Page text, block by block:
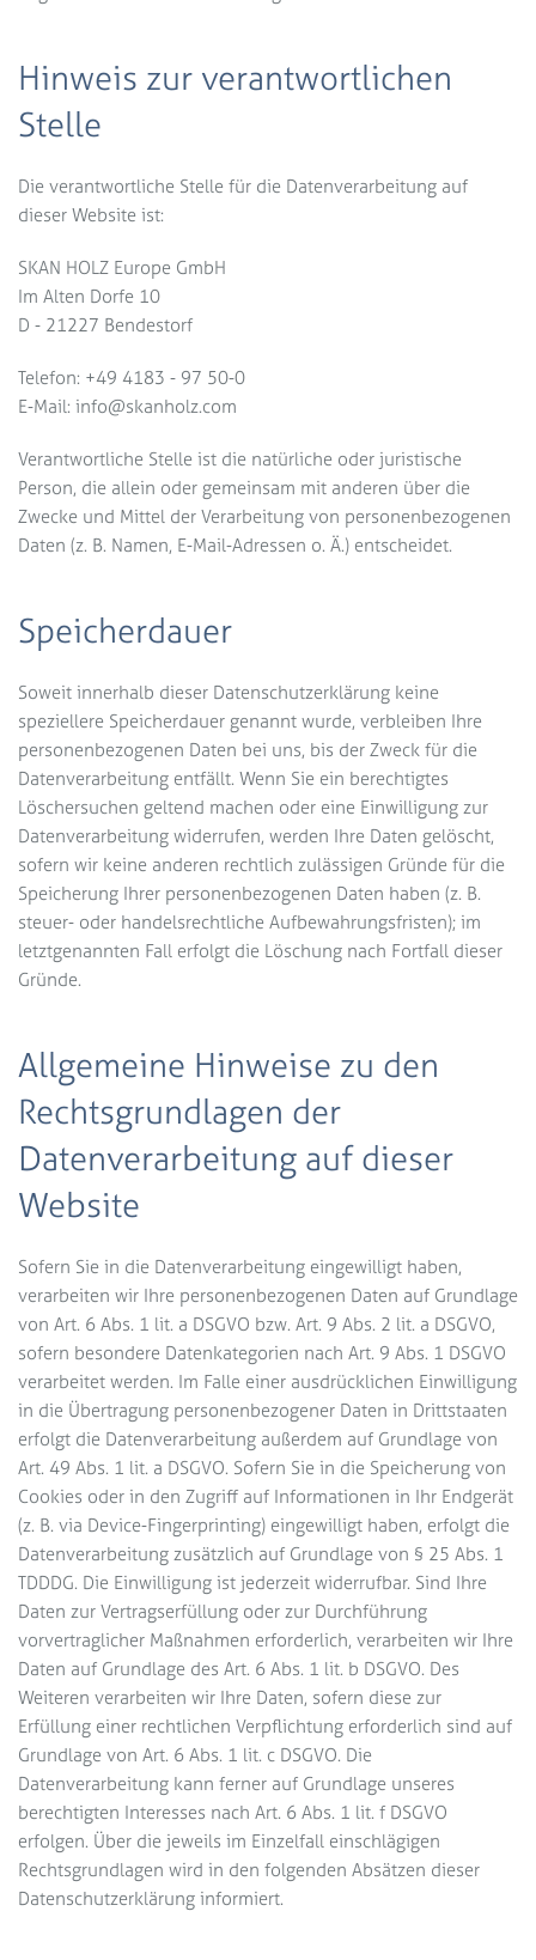
Hinweis zur verantwortlichen
Stelle
Die verantwortliche Stelle für die Datenverarbeitung auf
dieser Website ist:
SKAN HOLZ Europe GmbH
Im Alten Dorfe 10
D - 21227 Bendestorf
Telefon: +49 4183 - 97 50-0
E-Mail: info@skanholz.com
Verantwortliche Stelle ist die natürliche oder juristische
Person, die allein oder gemeinsam mit anderen über die
Zwecke und Mittel der Verarbeitung von personenbezogenen
Daten (z. B. Namen, E-Mail-Adressen o. Ä.) entscheidet.
Speicherdauer
Soweit innerhalb dieser Datenschutzerklärung keine
speziellere Speicherdauer genannt wurde, verbleiben Ihre
personenbezogenen Daten bei uns, bis der Zweck für die
Datenverarbeitung entfällt. Wenn Sie ein berechtigtes
Löschersuchen geltend machen oder eine Einwilligung zur
Datenverarbeitung widerrufen, werden Ihre Daten gelöscht,
sofern wir keine anderen rechtlich zulässigen Gründe für die
Speicherung Ihrer personenbezogenen Daten haben (z. B.
steuer- oder handelsrechtliche Aufbewahrungsfristen); im
letztgenannten Fall erfolgt die Löschung nach Fortfall dieser
Gründe.
Allgemeine Hinweise zu den
Rechtsgrundlagen der
Datenverarbeitung auf dieser
Website
Sofern Sie in die Datenverarbeitung eingewilligt haben,
verarbeiten wir Ihre personenbezogenen Daten auf Grundlage
von Art. 6 Abs. 1 lit. a DSGVO bzw. Art. 9 Abs. 2 lit. a DSGVO,
sofern besondere Datenkategorien nach Art. 9 Abs. 1 DSGVO
verarbeitet werden. Im Falle einer ausdrücklichen Einwilligung
in die Übertragung personenbezogener Daten in Drittstaaten
erfolgt die Datenverarbeitung außerdem auf Grundlage von
Art. 49 Abs. 1 lit. a DSGVO. Sofern Sie in die Speicherung von
Cookies oder in den Zugriff auf Informationen in Ihr Endgerät
(z. B. via Device-Fingerprinting) eingewilligt haben, erfolgt die
Datenverarbeitung zusätzlich auf Grundlage von § 25 Abs. 1
TDDDG. Die Einwilligung ist jederzeit widerrufbar. Sind Ihre
Daten zur Vertragserfüllung oder zur Durchführung
vorvertraglicher Maßnahmen erforderlich, verarbeiten wir Ihre
Daten auf Grundlage des Art. 6 Abs. 1 lit. b DSGVO. Des
Weiteren verarbeiten wir Ihre Daten, sofern diese zur
Erfüllung einer rechtlichen Verpflichtung erforderlich sind auf
Grundlage von Art. 6 Abs. 1 lit. c DSGVO. Die
Datenverarbeitung kann ferner auf Grundlage unseres
berechtigten Interesses nach Art. 6 Abs. 1 lit. f DSGVO
erfolgen. Über die jeweils im Einzelfall einschlägigen
Rechtsgrundlagen wird in den folgenden Absätzen dieser
Datenschutzerklärung informiert.